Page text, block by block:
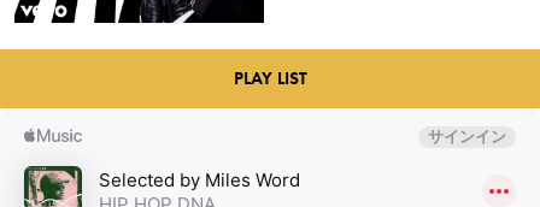
PLAY LIST